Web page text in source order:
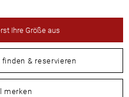
Ihre Größe aus
finden & reservieren
Ihre Größe aus
merken